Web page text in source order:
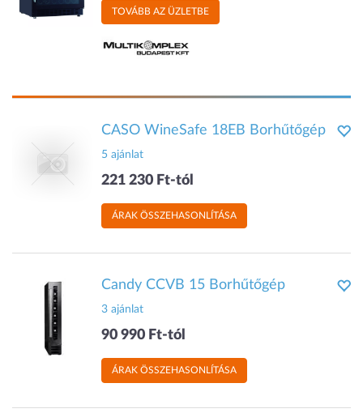
TOVÁBB AZ ÜZLETBE
CASO WineSafe 18EB Borhűtőgép
5 ajánlat
221 230 Ft-tól
ÁRAK ÖSSZEHASONLÍTÁSA
Candy CCVB 15 Borhűtőgép
3 ajánlat
90 990 Ft-tól
ÁRAK ÖSSZEHASONLÍTÁSA